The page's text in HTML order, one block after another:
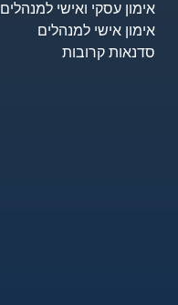
אימון עסקי ואישי למנהלים
אימון אישי למנהלים
סדנאות קרובות